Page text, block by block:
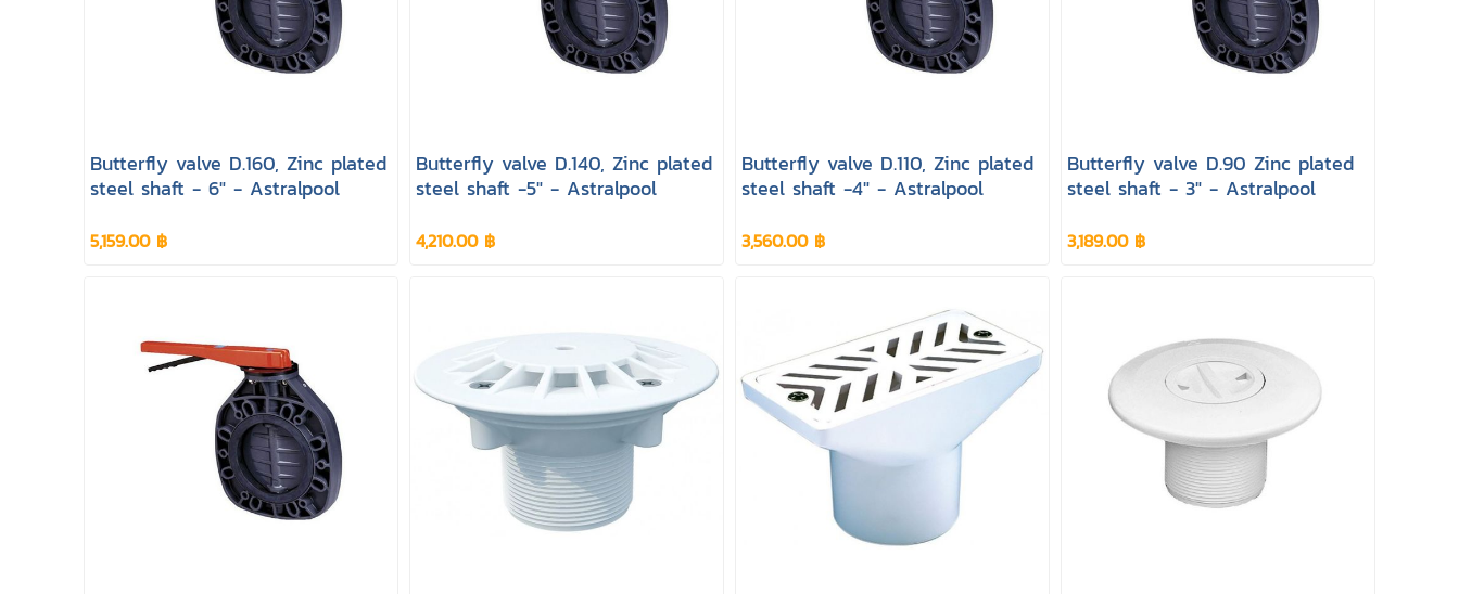
Butterfly valve D.160, Zinc plated
steel shaft - 6" - Astralpool
5,159.00 ฿
Butterfly valve D.140, Zinc plated
steel shaft -5" - Astralpool
4,210.00 ฿
Butterfly valve D.110, Zinc plated
steel shaft -4" - Astralpool
3,560.00 ฿
Butterfly valve D.90 Zinc plated
steel shaft - 3" - Astralpool
3,189.00 ฿